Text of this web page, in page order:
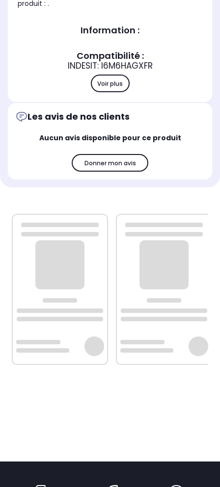
produit : .
Information :
Compatibilité :
INDESIT: I6M6HAGXFR
Voir plus
Les avis de nos clients
Aucun avis disponible pour ce produit
Donner mon avis